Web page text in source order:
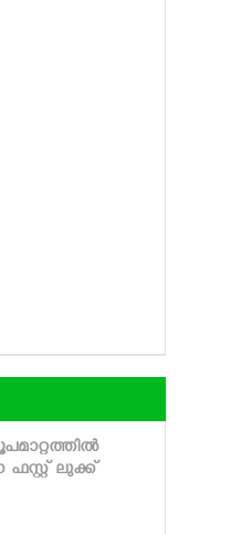
ലുക്ക്